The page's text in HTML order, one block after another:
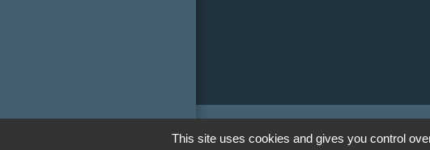
This site uses cookies and gives you control